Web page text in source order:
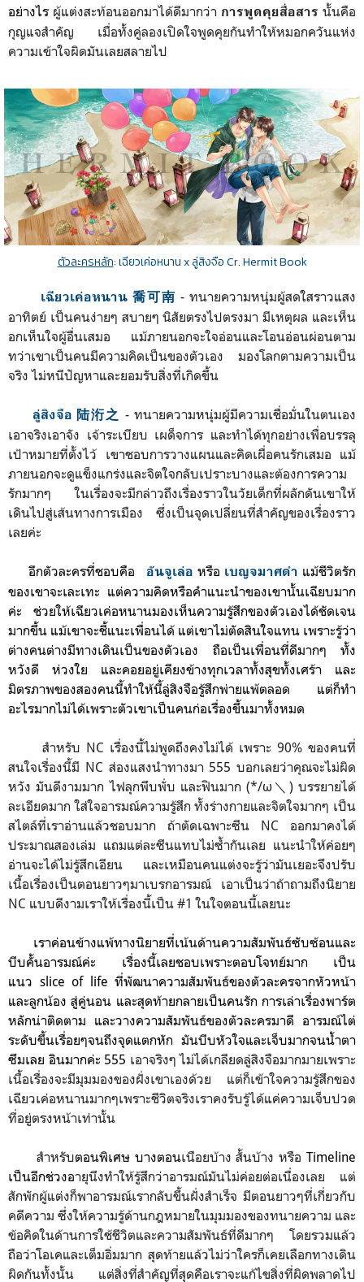
อย่างไร ผู้แต่งสะท้อนออกมาได้ดีมากว่า การพูดคุยสื่อสาร นั้นคือ
กุญแจสำคัญ เมื่อทั้งคู่ลองเปิดใจพูดคุยกันทำให้หมอกควันแห่ง
ความเข้าใจผิดมันเลยสลายไป
ตัวละครหลัก: เฉียวเค่อหนาน x ลู่สิงจือ Cr. Hermit Book
เฉียวเค่อหนาน 喬可南 - ทนายความหนุ่มผู้สดใสราวแสง
อาทิตย์ เป็นคนง่ายๆ สบายๆ นิสัยตรงไปตรงมา มีเหตุผล และเห็น
อกเห็นใจผู้อื่นเสมอ แม้ภายนอกจะใจอ่อนและโอนอ่อนผ่อนตาม
ทว่าเขาเป็นคนมีความคิดเป็นของตัวเอง มองโลกตามความเป็น
จริง ไม่หนีปัญหาและยอมรับสิ่งที่เกิดขึ้น
ลู่สิงจือ 陆洐之 - ทนายความหนุ่มผู้มีความเชื่อมั่นในตนเอง
เอาจริงเอาจัง เจ้าระเบียบ เผด็จการ และทำได้ทุกอย่างเพื่อบรรลุ
เป้าหมายที่ตั้งไว้ เขาชอบการวางแผนและคิดเผื่อคนรักเสมอ แม้
ภายนอกจะดูแข็งแกร่งและจิตใจกลับเปราะบางและต้องการความ
รักมากๆ ในเรื่องจะมีกล่าวถึงเรื่องราวในวัยเด็กที่ผลักดันเขาให้
เดินไปสู่เส้นทางการเมือง ซึ่งเป็นจุดเปลี่ยนที่สำคัญของเรื่องราว
เลยค่ะ
อีกตัวละครที่ชอบคือ อันจูเล่อ หรือ เบญจมาศดำ แม้ชีวิตรัก
ของเขาจะเละเทะ แต่ความคิดหรือคำแนะนำของเขานั้นเฉียบมาก
ค่ะ ช่วยให้เฉียวเค่อหนานมองเห็นความรู้สึกของตัวเองได้ชัดเจน
มากขึ้น แม้เขาจะชี้แนะเพื่อนได้ แต่เขาไม่ตัดสินใจแทน เพราะรู้ว่า
ต่างคนต่างมีทางเดินเป็นของตัวเอง ถือเป็นเพื่อนที่ดีมากๆ ทั้ง
หวังดี ห่วงใย และคอยอยู่เคียงข้างทุกเวลาทั้งสุขทั้งเศร้า และ
มิตรภาพของสองคนนี้ทำให้นี้ลู่สิงจือรู้สึกพ่ายแพ้ตลอด แต่ก็ทำ
อะไรมากไม่ได้เพราะตัวเขาเป็นคนก่อเรื่องขึ้นมาทั้งหมด
สำหรับ NC เรื่องนี้ไม่พูดถึงคงไม่ได้ เพราะ 90% ของคนที่
สนใจเรื่องนี้มี NC ส่องแสงนำทางมา 555 บอกเลยว่าคุณจะไม่ผิด
หวังมันดีงามมาก ไฟลุกพึบพั่บ และฟินมาก (*/ω＼) บรรยายได้
ละเอียดมาก ใส่ใจอารมณ์ความรู้สึก ทั้งร่างกายและจิตใจมากๆ เป็น
สไตล์ที่เราอ่านแล้วชอบมาก ถ้าตัดเฉพาะซีน NC ออกมาคงได้
ประมาณสองเล่ม แถมแต่ละซีนแทบไม่ซ้ำกันเลย แนะนำให้ค่อยๆ
อ่านจะได้ไม่รู้สึกเอียน และเหมือนคนแต่งจะรู้ว่ามันเยอะจึงปรับ
เนื้อเรื่องเป็นตอนยาวๆมาเบรกอารมณ์ เอาเป็นว่าถ้าถามถึงนิยาย
NC แบบดีงามเราให้เรื่องนี้เป็น #1 ในใจตอนนี้เลยนะ
เราค่อนข้างแพ้ทางนิยายที่เน้นด้านความสัมพันธ์ซับซ้อนและ
บีบคั้นอารมณ์ค่ะ เรื่องนี้เลยชอบเพราะตอบโจทย์มาก เป็น
แนว slice of life ที่พัฒนาความสัมพันธ์ของตัวละครจากหัวหน้า
และลูกน้อง สู่คู่นอน และสุดท้ายกลายเป็นคนรัก การเล่าเรื่องพาร์ต
หลักน่าติดตาม และวางความสัมพันธ์ของตัวละครมาดี อารมณ์ไต่
ระดับขึ้นเรื่อยๆจนถึงจุดแตกหัก มันบีบหัวใจและเจ็บมากจนน้ำตา
ซึมเลย อินมากค่ะ 555 เอาจริงๆ ไม่ได้เกลียดลู่สิงจือมากมายเพราะ
เนื้อเรื่องจะมีมุมมองของฝั่งเขาเองด้วย แต่ก็เข้าใจความรู้สึกของ
เฉียวเค่อหนานมากๆเพราะชีวิตจริงเราคงรับรู้ได้แค่ความเจ็บปวด
ที่อยู่ตรงหน้าเท่านั้น
สำหรับตอนพิเศษ บางตอนเนือยบ้าง สั้นบ้าง หรือTimeline
เป็นอีกช่วงอายุนึงทำให้รู้สึกว่าอารมณ์มันไม่ค่อยต่อเนื่องเลย แต่
สักพักผู้แต่งก็พาอารมณ์เรากลับขึ้นฝั่งสำเร็จ มีตอนยาวๆที่เกี่ยวกับ
คดีความ ซึ่งให้ความรู้ด้านกฎหมายในมุมมองของทนายความ และ
ข้อคิดในด้านการใช้ชีวิตและความสัมพันธ์ที่ดีมากๆ โดยรวมแล้ว
ถือว่าโอเคและเต็มอิ่มมาก สุดท้ายแล้วไม่ว่าใครก็เคยเลือกทางเดิน
ผิดกันทั้งนั้น แต่สิ่งที่สำคัญที่สุดคือเราจะแก้ไขสิ่งที่ผิดพลาดไป